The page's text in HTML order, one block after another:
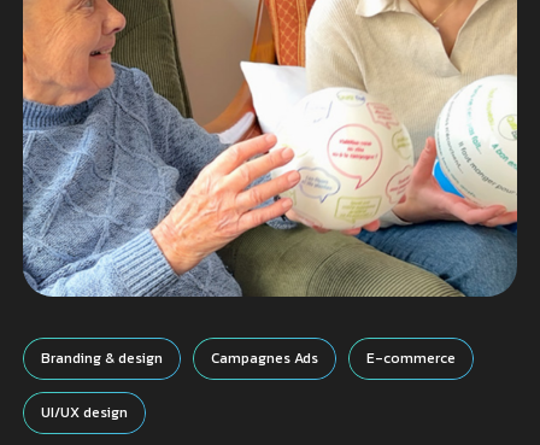
Branding & design Campagnes Ads E-commerce
UI/UX design